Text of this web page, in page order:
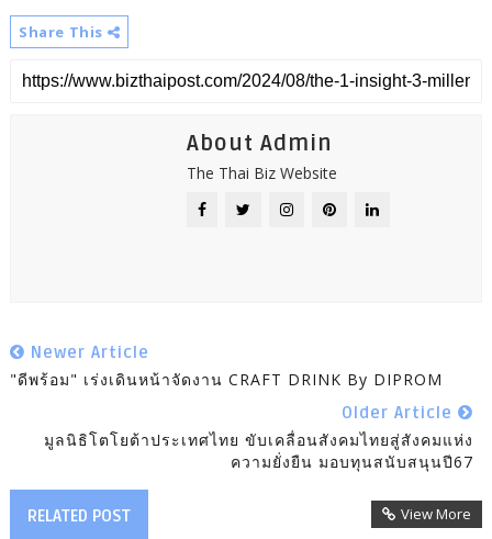
Share This
About Admin
The Thai Biz Website
Newer Article
"ดีพร้อม" เร่งเดินหน้าจัดงาน CRAFT DRINK By DIPROM
Older Article
มูลนิธิโตโยต้าประเทศไทย ขับเคลื่อนสังคมไทยสู่สังคมแห่ง
ความยั่งยืน มอบทุนสนับสนุนปี67
RELATED POST View More